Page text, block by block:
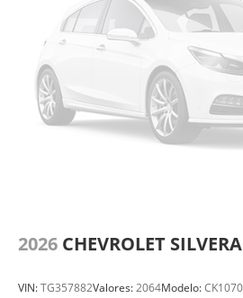
2026 CHEVROLET
VIN:TG357882Valores:2064Modelo: